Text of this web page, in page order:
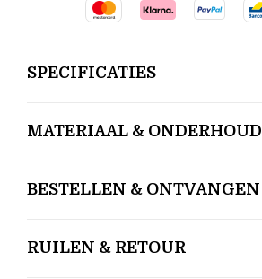
SPECIFICATIES
MATERIAAL & ONDERHOUD
BESTELLEN & ONTVANGEN
RUILEN & RETOUR